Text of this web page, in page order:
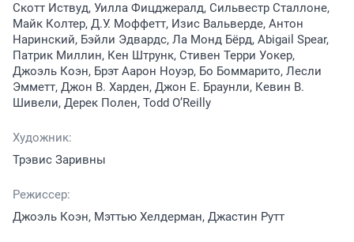
Скотт Иствуд, Уилла Фицджералд, Сильвестр Сталлоне,
Майк Колтер, Д.У. Моффетт, Изис Вальверде, Антон
Наринский, Бэйли Эдвардс, Ла Монд Бёрд, Abigail Spear,
Патрик Миллин, Кен Штрунк, Стивен Терри Уокер,
Джоэль Коэн, Брэт Аарон Ноуэр, Бо Боммарито, Лесли
Эмметт, Джон В. Харден, Джон Е. Браунли, Кевин В.
Шивели, Дерек Полен, Todd O’Reilly
Художник:
Трэвис Заривны
Режиссер:
Джоэль Коэн, Мэттью Хелдерман, Джастин Рутт